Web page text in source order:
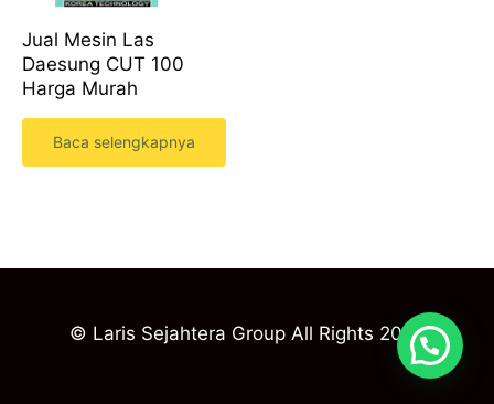
Jual Mesin Las
Daesung CUT 100
Harga Murah
Baca selengkapnya
© Laris Sejahtera Group All Rights 2023